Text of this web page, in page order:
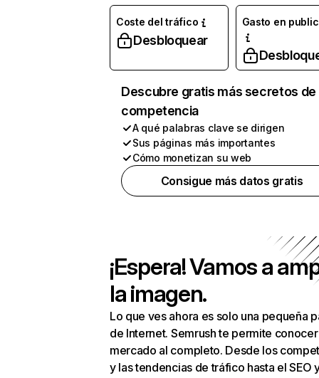
Coste del tráfico
Desbloquear
Gasto en
Descubre gratis más secretos de
competencia
A qué palabras clave se dirigen
Sus páginas más importantes
Cómo monetizan su web
Consigue más datos gratis
¡Espera! Vamos a
la imagen.
Lo que ves ahora es solo una pequeña
de Internet. Semrush te permite
mercado al completo. Desde los
y las tendencias de tráfico hasta el SEO